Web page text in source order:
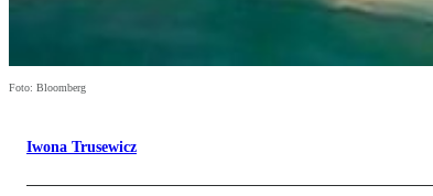
Foto: Bloomberg
Iwona Trusewicz